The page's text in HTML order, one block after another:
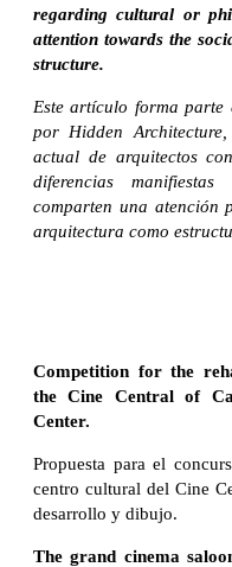
regarding cultural or
attention towards the
structure.
Este artículo forma parte
por Hidden
actual de arquitectos
diferencias
comparten una atención
arquitectura como
Competition for the
the Cine Central of
Center.
Propuesta para el
centro cultural del Cine
desarrollo y dibujo.
The grand cinema